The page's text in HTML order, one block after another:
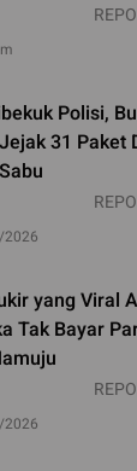
Polisi,
31 Paket
Sabu
yang Viral
Tak Bayar